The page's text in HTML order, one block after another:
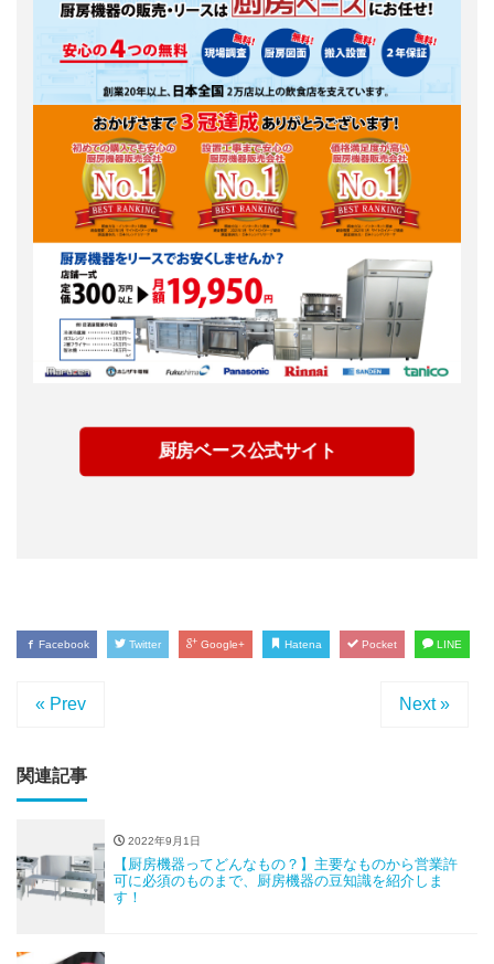
厨房ベース公式サイト
Facebook Twitter Google+ Hatena Pocket LINE
« Prev Next »
関連記事
2022年9月1日
【厨房機器ってどんなもの？】主要なものから営業許
可に必須のものまで、厨房機器の豆知識を紹介しま
す！